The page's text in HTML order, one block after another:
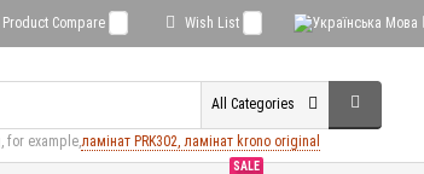
Мова
Wish List
Product Compare
All Categories
for example, ламінат PRK302, ламінат krono original
SALE